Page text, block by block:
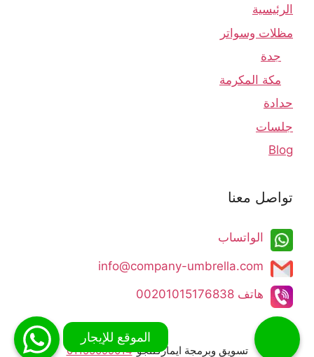
الرئيسية
مظلات وسواتر
جدة
مكة المكرمة
حدادة
جلسات
Blog
تواصل معنا
الواتساب
info@company-umbrella.com​​​​
هاتف 00201015176838​
تسويق وبرمجة ايماركتنجو 01155099014